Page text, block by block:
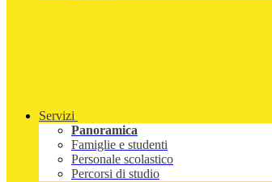
Servizi
Panoramica
Famiglie e studenti
Personale scolastico
Percorsi di studio